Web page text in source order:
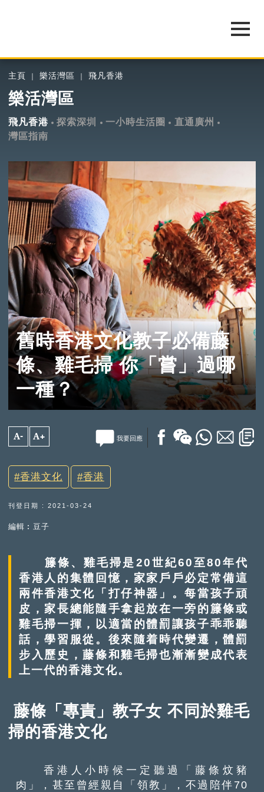
主頁 樂活灣區 飛凡香港
樂活灣區
飛凡香港 探索深圳 一小時生活圈
直通廣州
灣區指南
舊時香港文化教子必備藤
條、雞毛掃 你「嘗」過哪
一種？
A- A+ 我要回應
香港文化 香港
刊登日期 : 2021-03-24
編輯︰豆子
籐條、雞毛掃是20世紀60至80年代
香港人的集體回憶，家家戶戶必定常備這
兩件香港文化「打仔神器」。每當孩子頑
皮，家長總能隨手拿起放在一旁的籐條或
雞毛掃一揮，以適當的體罰讓孩子乖乖聽
話，學習服從。後來隨着時代變遷，體罰
步入歷史，藤條和雞毛掃也漸漸變成代表
上一代的香港文化。
藤條「專責」教子女 不同於雞毛
掃的香港文化
香港人小時候一定聽過「藤條炆豬
肉」，甚至曾經親自「領教」，不過陪伴70